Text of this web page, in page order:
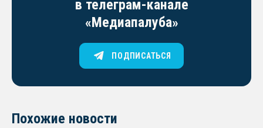
в телеграм-канале
«Медиапалуба»
ПОДПИСАТЬСЯ
Похожие новости